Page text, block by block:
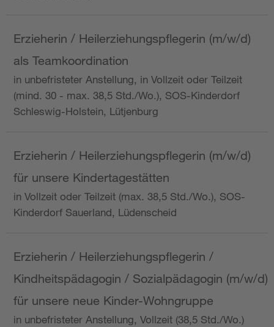
Erzieherin / Heilerziehungspflegerin (m/w/d)
als Teamkoordination
in unbefristeter Anstellung, in Vollzeit oder Teilzeit
(mind. 30 - max. 38,5 Std./Wo.), SOS-Kinderdorf
Schleswig-Holstein, Lütjenburg
Erzieherin / Heilerziehungspflegerin (m/w/d)
für unsere Kindertagestätten
in Vollzeit oder Teilzeit (max. 38,5 Std./Wo.), SOS-
Kinderdorf Sauerland, Lüdenscheid
Erzieherin / Heilerziehungspflegerin /
Kindheitspädagogin / Sozialpädagogin (m/w/d)
für unsere neue Kinder-Wohngruppe
in unbefristeter Anstellung, Vollzeit (38,5 Std./Wo.)